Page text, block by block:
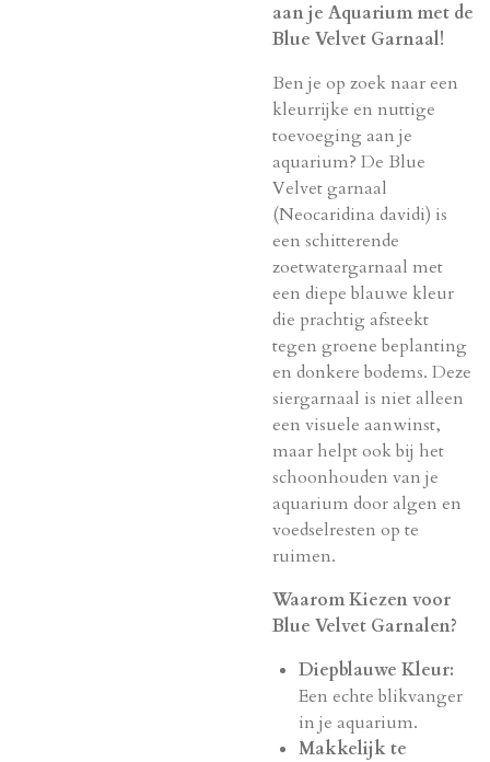
aan je Aquarium met de
Blue Velvet Garnaal!
Ben je op zoek naar een
kleurrijke en nuttige
toevoeging aan je
aquarium? De Blue
Velvet garnaal
(Neocaridina davidi) is
een schitterende
zoetwatergarnaal met
een diepe blauwe kleur
die prachtig afsteekt
tegen groene beplanting
en donkere bodems. Deze
siergarnaal is niet alleen
een visuele aanwinst,
maar helpt ook bij het
schoonhouden van je
aquarium door algen en
voedselresten op te
ruimen.
Waarom Kiezen voor
Blue Velvet Garnalen?
Diepblauwe Kleur:
Een echte blikvanger
in je aquarium.
Makkelijk te